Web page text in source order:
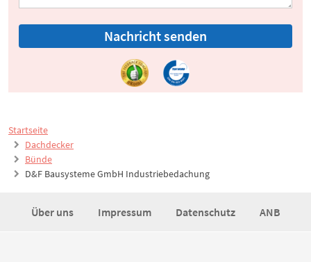
Startseite
Dachdecker
Bünde
D&F Bausysteme GmbH Industriebedachung
Nachricht senden
Über uns Impressum Datenschutz ANB